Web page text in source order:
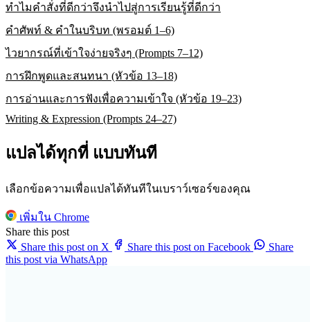
ทำไมคำสั่งที่ดีกว่าจึงนำไปสู่การเรียนรู้ที่ดีกว่า
คำศัพท์ & คำในบริบท (พรอมต์ 1–6)
ไวยากรณ์ที่เข้าใจง่ายจริงๆ (Prompts 7–12)
การฝึกพูดและสนทนา (หัวข้อ 13–18)
การอ่านและการฟังเพื่อความเข้าใจ (หัวข้อ 19–23)
Writing & Expression (Prompts 24–27)
แปลได้ทุกที่ แบบทันที
เลือกข้อความเพื่อแปลได้ทันทีในเบราว์เซอร์ของคุณ
เพิ่มใน Chrome
Share this post
Share this post on X
Share this post on Facebook
Share
this post via WhatsApp